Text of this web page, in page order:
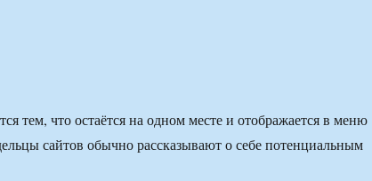
тем, что остаётся на одном месте и отображается в меню
сайтов обычно рассказывают о себе потенциальным